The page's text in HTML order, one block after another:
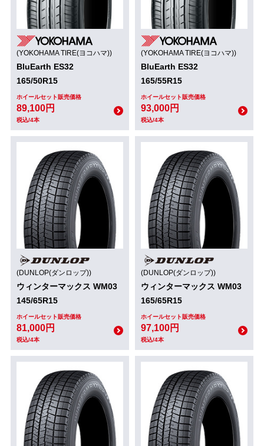
(YOKOHAMA TIRE(ヨコハマ))
BluEarth ES32
165/50R15
ホイールセット販売価格
89,100円
税込/4本
(YOKOHAMA TIRE(ヨコハマ))
BluEarth ES32
165/55R15
ホイールセット販売価格
93,000円
税込/4本
(DUNLOP(ダンロップ))
ウィンターマックス WM03
145/65R15
ホイールセット販売価格
81,000円
税込/4本
(DUNLOP(ダンロップ))
ウィンターマックス WM03
165/65R15
ホイールセット販売価格
97,100円
税込/4本